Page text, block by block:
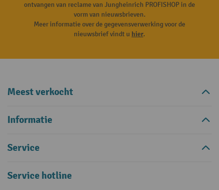
ontvangen van reclame van Jungheinrich PROFISHOP in de
vorm van nieuwsbrieven.
Meer informatie over de gegevensverwerking voor de
nieuwsbrief vindt u hier.
Meest verkocht
Informatie
Service
Service hotline